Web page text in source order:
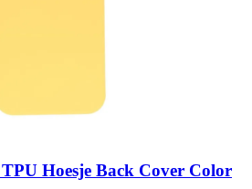
Hoesje Back Cover Color